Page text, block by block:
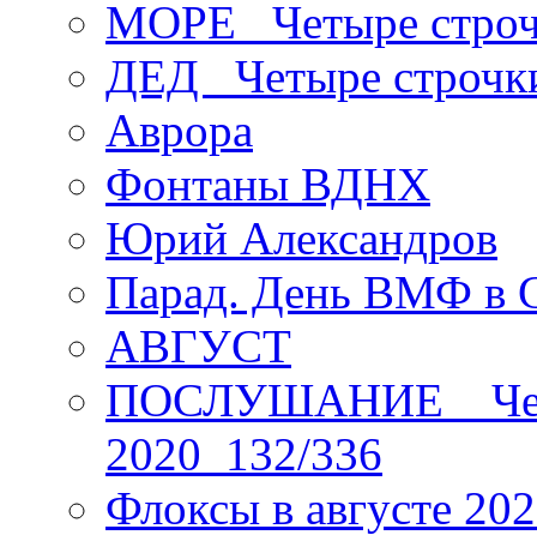
МОРЕ _Четыре
ДЕД _Четыре
Аврора
Фонтаны ВДНХ
Юрий Александров
Парад. День ВМФ в
АВГУСТ
ПОСЛУШАНИЕ _
2020_132/336
Флоксы в августе